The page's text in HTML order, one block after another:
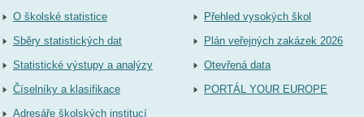
O školské statistice
Sběry statistických dat
Statistické výstupy a analýzy
Číselníky a klasifikace
Adresáře školských institucí
Přehled vysokých škol
Plán veřejných zakázek 2026
Otevřená data
PORTÁL YOUR EUROPE